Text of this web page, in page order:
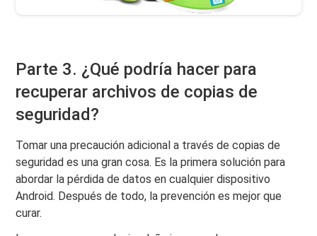
Parte 3. ¿Qué podría hacer para
recuperar archivos de copias de
seguridad?
Tomar una precaución adicional a través de copias de
seguridad es una gran cosa. Es la primera solución para
abordar la pérdida de datos en cualquier dispositivo
Android. Después de todo, la prevención es mejor que
curar.